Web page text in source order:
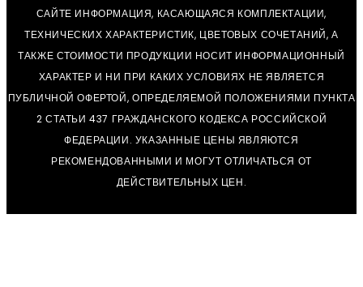
САЙТЕ ИНФОРМАЦИЯ, КАСАЮЩАЯСЯ КОМПЛЕКТАЦИИ,
ТЕХНИЧЕСКИХ ХАРАКТЕРИСТИК, ЦВЕТОВЫХ СОЧЕТАНИЙ, А
ТАКЖЕ СТОИМОСТИ ПРОДУКЦИИ НОСИТ ИНФОРМАЦИОННЫЙ
ХАРАКТЕР И НИ ПРИ КАКИХ УСЛОВИЯХ НЕ ЯВЛЯЕТСЯ
ПУБЛИЧНОЙ ОФЕРТОЙ, ОПРЕДЕЛЯЕМОЙ ПОЛОЖЕНИЯМИ ПУНКТА
2 СТАТЬИ 437 ГРАЖДАНСКОГО КОДЕКСА РОССИЙСКОЙ
ФЕДЕРАЦИИ. УКАЗАННЫЕ ЦЕНЫ ЯВЛЯЮТСЯ
РЕКОМЕНДОВАННЫМИ И МОГУТ ОТЛИЧАТЬСЯ ОТ
ДЕЙСТВИТЕЛЬНЫХ ЦЕН.